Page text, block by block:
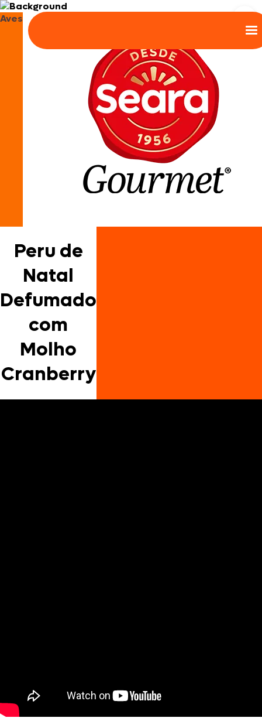
Aves
Peru de
Natal
Defumado
com
Molho
Cranberry